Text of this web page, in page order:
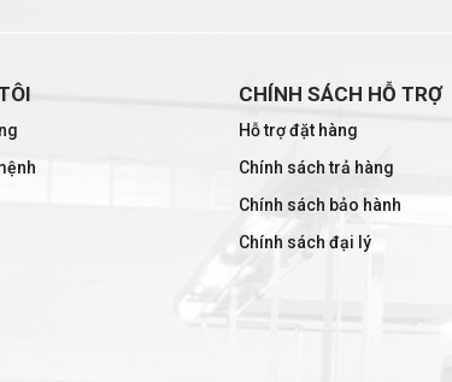
CHÍNH SÁCH HỖ TRỢ
Hỗ trợ đặt hàng
Chính sách trả hàng
Chính sách bảo hành
Chính sách đại lý